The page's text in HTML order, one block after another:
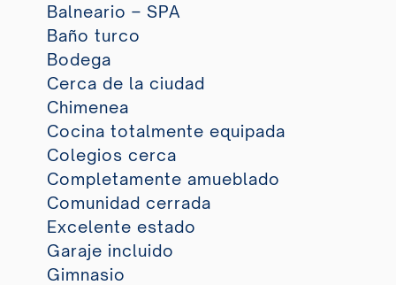
Balneario – SPA
Baño turco
Bodega
Cerca de la ciudad
Chimenea
Cocina totalmente equipada
Colegios cerca
Completamente amueblado
Comunidad cerrada
Excelente estado
Garaje incluido
Gimnasio